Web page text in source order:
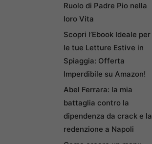
Ruolo di Padre Pio nella
loro Vita
Scopri l’Ebook Ideale per
le tue Letture Estive in
Spiaggia: Offerta
Imperdibile su Amazon!
Abel Ferrara: la mia
battaglia contro la
dipendenza da crack e la
redenzione a Napoli